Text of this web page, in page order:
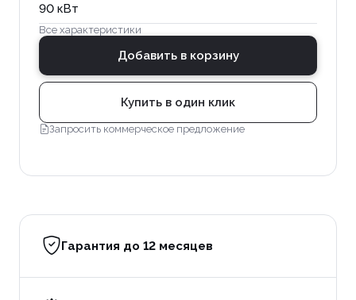
90 кВт
Все характеристики
Добавить в корзину
Купить в один клик
Запросить коммерческое предложение
Гарантия до 12 месяцев